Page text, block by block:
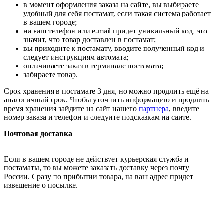
в момент оформления заказа на сайте, вы выбираете
удобный для себя постамат, если такая система работает
в вашем городе;
на ваш телефон или e-mail придет уникальный код, это
значит, что товар доставлен в постамат;
вы приходите к постамату, вводите полученный код и
следует инструкциям автомата;
оплачиваете заказ в терминале постамата;
забираете товар.
Срок хранения в постамате 3 дня, но можно продлить ещё на
аналогичный срок. Чтобы уточнить информацию и продлить
время хранения зайдите на сайт нашего партнера, введите
номер заказа и телефон и следуйте подсказкам на сайте.
Почтовая доставка
Если в вашем городе не действует курьерская служба и
постаматы, то вы можете заказать доставку через почту
России. Сразу по прибытии товара, на ваш адрес придет
извещение о посылке.